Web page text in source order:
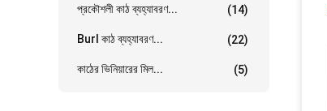
প্রকৌশলী কাঠ ব্যহ্যাবরণ... (14)
Burl কাঠ ব্যহ্যাবরণ... (22)
কাঠের ভিনিয়ারের মিল... (5)